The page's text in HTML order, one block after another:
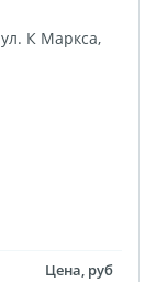
ул. К Маркса,
Цена, руб